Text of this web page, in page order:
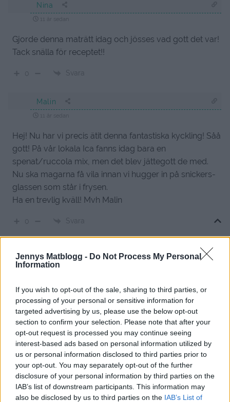
Jennys Matblogg - Do Not Process My Personal
Information
If you wish to opt-out of the sale, sharing to third parties, or
processing of your personal or sensitive information for
targeted advertising by us, please use the below opt-out
section to confirm your selection. Please note that after your
opt-out request is processed you may continue seeing
interest-based ads based on personal information utilized by
us or personal information disclosed to third parties prior to
your opt-out. You may separately opt-out of the further
disclosure of your personal information by third parties on the
IAB’s list of downstream participants. This information may
also be disclosed by us to third parties on the IAB’s List of
Nina
11 år sedan
Gjorde denna maträtt idag och jösses vad gott det var!
Tack snälla för receptet!!
Svara
Malin
11 år sedan
Hej! Nu har vi precis ätit denna fantastiska kyckling! Såå
gott! På vår lokala Ica fanns idag bara en
spenat/ruccola mix, men det blev jättegott de med.
Nu ska magarna få vila innan vi hugger in på snickers-
glassen som står i frysen.
Ha en trevlig kväll! Mvh Malin
Svara
Reply toMalin 11 år sedan
glassen också 🙂
1 Svara
Lina
11 år sedan
Testade att laga det här idag, superGOTT! Tack för bra
tips!